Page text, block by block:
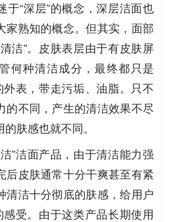
于“深层”的概念，深层洁面也
家熟知的概念。但其实，面部
洁”。皮肤表层由于有皮肤屏
何种清洁成分，最终都只是
外表，带走污垢、油脂。只不
的不同，产生的清洁效果不尽
肤感也就不同。
”洁面产品，由于清洁能力强
后皮肤通常十分干爽甚至有紧
清洁十分彻底的肤感，给用户
感受。由于这类产品长期使用